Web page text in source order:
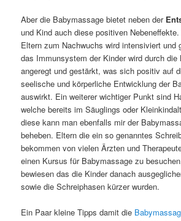
Aber die Babymassage bietet neben der
und Kind auch diese positiven
Eltern zum Nachwuchs wird intensiviert und
das Immunsystem der Kinder wird durch die
angeregt und gestärkt, was sich positiv auf
seelische und körperliche Entwicklung der
auswirkt. Ein weiterer wichtiger Punkt sind
welche bereits im Säuglings oder
diese kann man ebenfalls mir der
beheben. Eltern die ein so genanntes
bekommen von vielen Ärzten und
einen Kursus für Babymassage zu
bewiesen das die Kinder danach
sowie die Schreiphasen kürzer wurden.
Ein Paar kleine Tipps damit die